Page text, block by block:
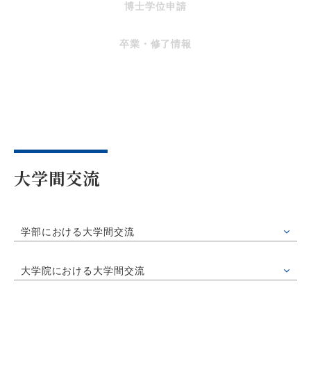
博士学位申請
卒業・修了情報
大学間交流
学部における大学間交流
大学院における大学間交流